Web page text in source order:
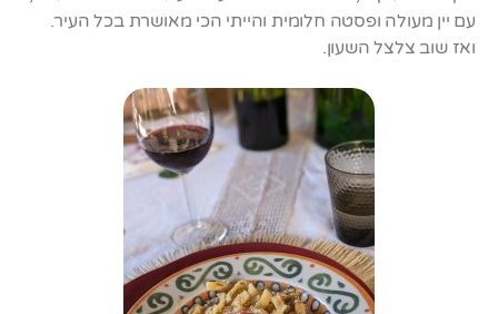
עם יין מעולה ופסטה חלומית והייתי הכי מאושרת בכל העיר.
ואז שוב צלצל השעון.